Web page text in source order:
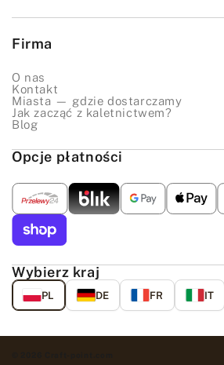
Firma
O nas
Kontakt
Miasta — gdzie dostarczamy
Jak zacząć z kaletnictwem?
Blog
Opcje płatności
Wybierz kraj
PL DE FR IT